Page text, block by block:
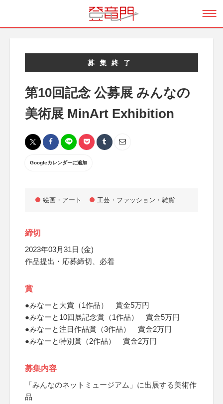
募集終了
第10回記念 公募展 みんなの
美術展 MinArt Exhibition
Googleカレンダーに追加
絵画・アート 工芸・ファッション・雑貨
締切
2023年03月31日 (金)
作品提出・応募締切、必着
賞
●みなーと大賞（1作品） 賞金5万円
●みなーと10回展記念賞（1作品） 賞金5万円
●みなーと注目作品賞（3作品） 賞金2万円
●みなーと特別賞（2作品） 賞金2万円
募集内容
「みんなのネットミュージアム」に出展する美術作
品